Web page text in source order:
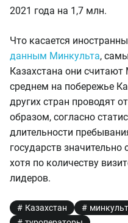
2021 года на 1,7 млн.
Что касается
данным Минкульта,
Казахстана они
среднем на побережье
других стран проводят
образом, согласно
длительности
государств
хотя по количеству
лидеров.
Казахстан